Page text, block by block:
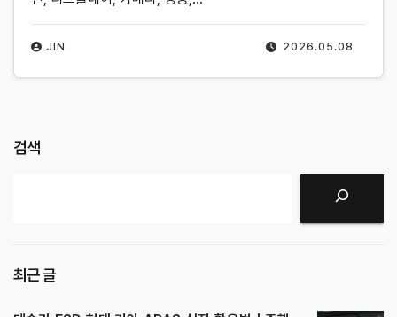
2026.05.08
JIN
검색
최근 글